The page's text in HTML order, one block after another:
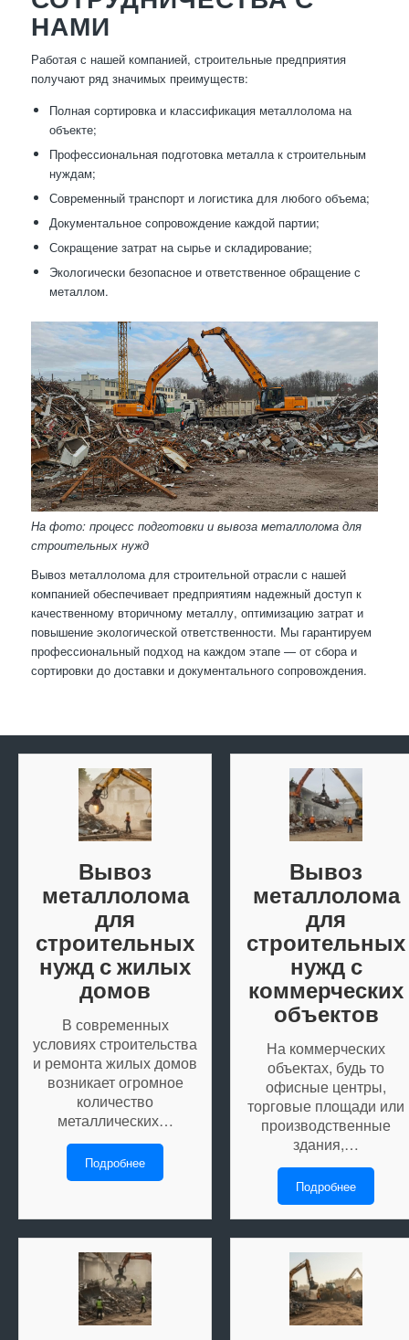
НАМИ
Работая с нашей компанией, строительные предприятия
получают ряд значимых преимуществ:
Полная сортировка и классификация металлолома на
объекте;
Профессиональная подготовка металла к строительным
нуждам;
Современный транспорт и логистика для любого объема;
Документальное сопровождение каждой партии;
Сокращение затрат на сырье и складирование;
Экологически безопасное и ответственное обращение с
металлом.
На фото: процесс подготовки и вывоза металлолома для
строительных нужд
Вывоз металлолома для строительной отрасли с нашей
компанией обеспечивает предприятиям надежный доступ к
качественному вторичному металлу, оптимизацию затрат и
повышение экологической ответственности. Мы гарантируем
профессиональный подход на каждом этапе — от сбора и
сортировки до доставки и документального сопровождения.
Вывоз
металлолома
для
строительных
нужд с жилых
домов
В современных
условиях строительства
и ремонта жилых домов
возникает огромное
количество
металлических…
Подробнее
Вывоз
металлолома
для
строительных
нужд с
коммерческих
объектов
На коммерческих
объектах, будь то
офисные центры,
торговые площади или
производственные
здания,…
Подробнее